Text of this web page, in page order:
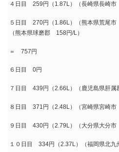
４日目 259円（1.87L）（長崎県長崎市
５日目 270円（1.86L）（熊本県荒尾
（熊本県球磨郡 158円/L）
＝ 757円
６日目 0円
７日目 439円（2.66L）（鹿児島県肝属
８日目 371円（2.48L）（宮崎県宮崎市
９日目 430円（2.79L）（大分県大分市
１０日目 334円（2.37L）（福岡県北九